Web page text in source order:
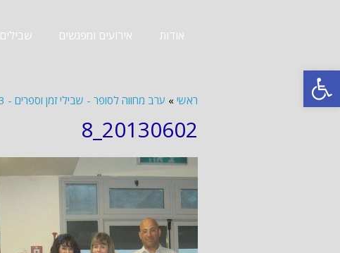
פתח סרגל נגישות
אודות אירועים ומפגשים שבילים
ראשי » ערב מחווה לסופר - שבילי זמן וספרים - 28.5.13
20130602_8